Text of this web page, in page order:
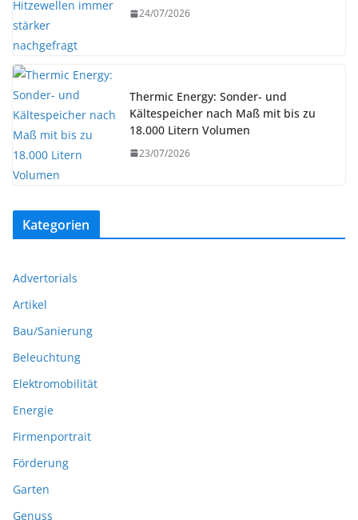
24/07/2026
Thermic Energy: Sonder- und
Kältespeicher nach Maß mit bis zu
18.000 Litern Volumen
23/07/2026
Kategorien
Advertorials
Artikel
Bau/Sanierung
Beleuchtung
Elektromobilität
Energie
Firmenportrait
Förderung
Garten
Genuss